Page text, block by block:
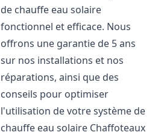
de chauffe eau solaire
fonctionnel et efficace. Nous
offrons une garantie de 5 ans
sur nos installations et nos
réparations, ainsi que des
conseils pour optimiser
l'utilisation de votre système de
chauffe eau solaire Chaffoteaux